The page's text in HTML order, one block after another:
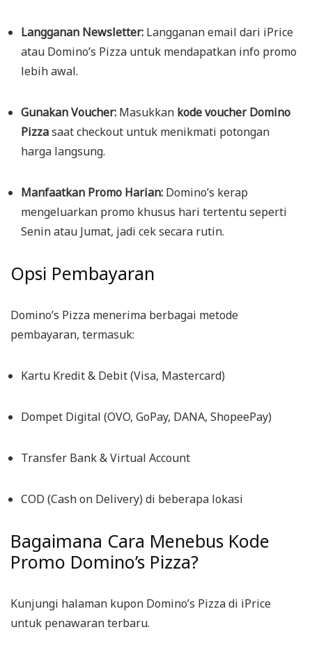
Langganan Newsletter: Langganan email dari iPrice
atau Domino’s Pizza untuk mendapatkan info promo
lebih awal.
Gunakan Voucher: Masukkan kode voucher Domino
Pizzasaat checkout untuk menikmati potongan
harga langsung.
Manfaatkan Promo Harian: Domino’s kerap
mengeluarkan promo khusus hari tertentu seperti
Senin atau Jumat, jadi cek secara rutin.
Opsi Pembayaran
Domino’s Pizza menerima berbagai metode
pembayaran, termasuk:
Kartu Kredit & Debit (Visa, Mastercard)
Dompet Digital (OVO, GoPay, DANA, ShopeePay)
Transfer Bank & Virtual Account
COD (Cash on Delivery) di beberapa lokasi
Bagaimana Cara Menebus Kode
Promo Domino’s Pizza?
Kunjungi halaman kupon Domino’s Pizza di iPrice
untuk penawaran terbaru.